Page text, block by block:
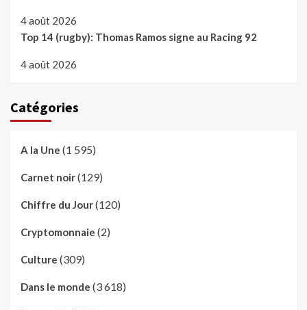
4 août 2026
Top 14 (rugby): Thomas Ramos signe au Racing 92
4 août 2026
Catégories
A la Une (1 595)
Carnet noir(129)
Chiffre du Jour(120)
Cryptomonnaie (2)
Culture (309)
Dans le monde (3 618)